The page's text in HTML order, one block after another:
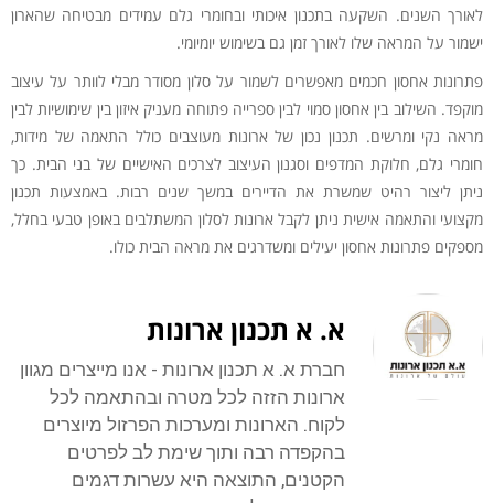
לאורך השנים. השקעה בתכנון איכותי ובחומרי גלם עמידים מבטיחה שהארון
ישמור על המראה שלו לאורך זמן גם בשימוש יומיומי.
פתרונות אחסון חכמים מאפשרים לשמור על סלון מסודר מבלי לוותר על עיצוב
מוקפד. השילוב בין אחסון סמוי לבין ספרייה פתוחה מעניק איזון בין שימושיות לבין
מראה נקי ומרשים. תכנון נכון של ארונות מעוצבים כולל התאמה של מידות,
חומרי גלם, חלוקת המדפים וסגנון העיצוב לצרכים האישיים של בני הבית. כך
ניתן ליצור רהיט שמשרת את הדיירים במשך שנים רבות. באמצעות תכנון
מקצועי והתאמה אישית ניתן לקבל ארונות לסלון המשתלבים באופן טבעי בחלל,
מספקים פתרונות אחסון יעילים ומשדרגים את מראה הבית כולו.
א. א תכנון ארונות
חברת א. א תכנון ארונות - אנו מייצרים מגוון
ארונות הזזה לכל מטרה ובהתאמה לכל
לקוח. הארונות ומערכות הפרזול מיוצרים
בהקפדה רבה ותוך שימת לב לפרטים
הקטנים, התוצאה היא עשרות דגמים